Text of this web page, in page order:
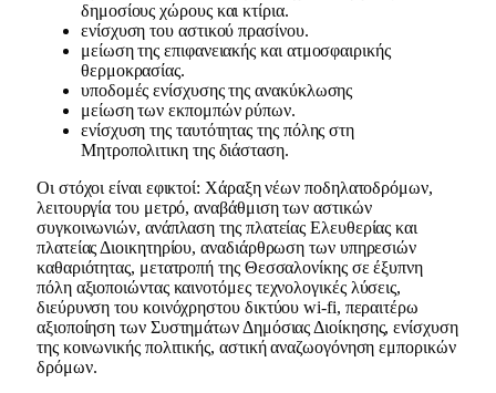
δημοσίους χώρους και κτίρια.
ενίσχυση του αστικού πρασίνου.
μείωση της επιφανειακής και ατμοσφαιρικής
θερμοκρασίας.
υποδομές ενίσχυσης της ανακύκλωσης
μείωση των εκπομπών ρύπων.
ενίσχυση της ταυτότητας της πόλης στη
Μητροπολιτικη της διάσταση.
Οι στόχοι είναι εφικτοί: Χάραξη νέων ποδηλατοδρόμων,
λειτουργία του μετρό, αναβάθμιση των αστικών
συγκοινωνιών, ανάπλαση της πλατείας Ελευθερίας και
πλατείας Διοικητηρίου, αναδιάρθρωση των υπηρεσιών
καθαριότητας, μετατροπή της Θεσσαλονίκης σε έξυπνη
πόλη αξιοποιώντας καινοτόμες τεχνολογικές λύσεις,
διεύρυνση του κοινόχρηστου δικτύου wi-fi, περαιτέρω
αξιοποίηση των Συστημάτων Δημόσιας Διοίκησης, ενίσχυση
της κοινωνικής πολιτικής, αστική αναζωογόνηση εμπορικών
δρόμων.